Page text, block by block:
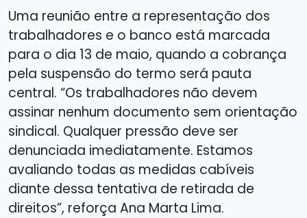
Uma reunião entre a representação dos
trabalhadores e o banco está marcada
para o dia 13 de maio, quando a cobrança
pela suspensão do termo será pauta
central. “Os trabalhadores não devem
assinar nenhum documento sem orientação
sindical. Qualquer pressão deve ser
denunciada imediatamente. Estamos
avaliando todas as medidas cabíveis
diante dessa tentativa de retirada de
direitos”, reforça Ana Marta Lima.